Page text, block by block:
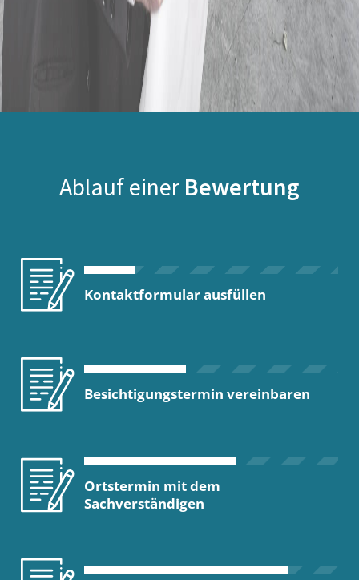
Ablauf einer Bewertung
Kontaktformular ausfüllen
Besichtigungstermin vereinbaren
Ortstermin mit dem
Sachverständigen